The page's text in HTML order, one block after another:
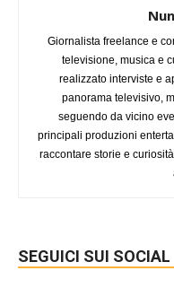
Giornalista freelance e
televisione, musica e
realizzato interviste e
panorama televisivo,
seguendo da vicino
principali produzioni
raccontare storie e
SEGUICI SUI SOCIAL